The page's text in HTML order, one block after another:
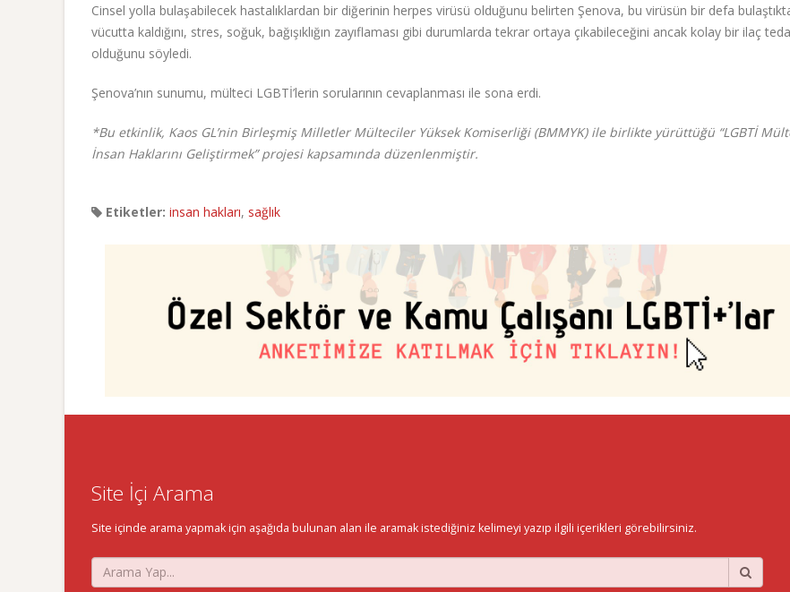
Cinsel yolla bulaşabilecek hastalıklardan bir diğerinin herpes virüsü olduğunu belirten Şenova, bu virüsün bir defa
vücutta kaldığını, stres, soğuk, bağışıklığın zayıflaması gibi durumlarda tekrar ortaya çıkabileceğini ancak kolay bir ilaç
olduğunu söyledi.
Şenova’nın sunumu, mülteci LGBTİ’lerin sorularının cevaplanması ile sona erdi.
*Bu etkinlik, Kaos GL’nin Birleşmiş Milletler Mülteciler Yüksek Komiserliği (BMMYK) ile birlikte yürüttüğü “LGBTİ
İnsan Haklarını Geliştirmek” projesi kapsamında düzenlenmiştir.
Etiketler: insan hakları, sağlık
Site İçi Arama
Site içinde arama yapmak için aşağıda bulunan alan ile aramak istediğiniz kelimeyi yazıp ilgili içerikleri görebilirsiniz.